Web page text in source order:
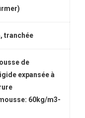
tranchée
de
expansée à
60kg/m3-